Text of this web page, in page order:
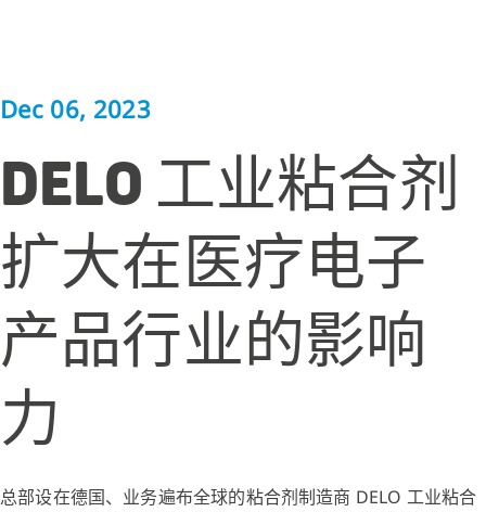
Dec 06, 2023
DELO 工业粘合剂
扩大在医疗电子
产品行业的影响
力
总部设在德国、业务遍布全球的粘合剂制造商 DELO 工业粘合